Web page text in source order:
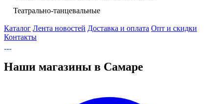
Театрально-танцевальные
Каталог Лента новостей Доставка и оплата Опт и скидки
Контакты
Наши магазины в Самаре